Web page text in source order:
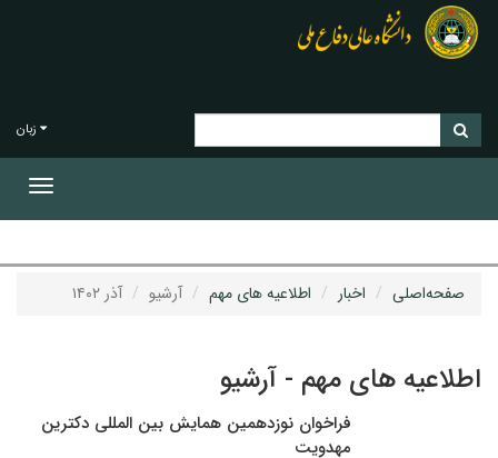
زبان
صفحه‌اصلی اخبار اطلاعیه های مهم آرشیو آذر ۱۴۰۲
اطلاعیه های مهم - آرشیو
فراخوان نوزدهمین همایش بین المللی دکترین
مهدویت